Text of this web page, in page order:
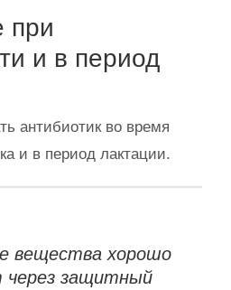
при
и в период
антибиотик во время
и в период лактации.
вещества хорошо
через защитный